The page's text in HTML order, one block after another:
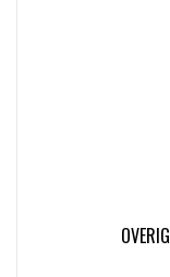
OVERIG